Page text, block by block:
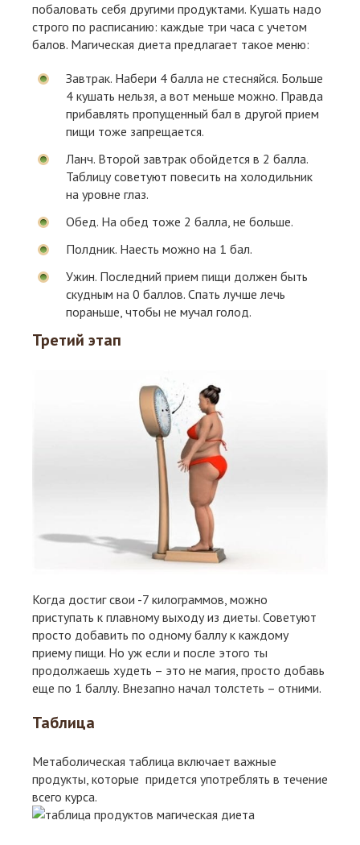
побаловать себя другими продуктами. Кушать надо
строго по расписанию: каждые три часа с учетом
балов. Магическая диета предлагает такое меню:
Завтрак. Набери 4 балла не стесняйся. Больше
4 кушать нельзя, а вот меньше можно. Правда
прибавлять пропущенный бал в другой прием
пищи тоже запрещается.
Ланч. Второй завтрак обойдется в 2 балла.
Таблицу советуют повесить на холодильник
на уровне глаз.
Обед. На обед тоже 2 балла, не больше.
Полдник. Наесть можно на 1 бал.
Ужин. Последний прием пищи должен быть
скудным на 0 баллов. Спать лучше лечь
пораньше, чтобы не мучал голод.
Третий этап
Когда достиг свои -7 килограммов, можно
приступать к плавному выходу из диеты. Советуют
просто добавить по одному баллу к каждому
приему пищи. Но уж если и после этого ты
продолжаешь худеть – это не магия, просто добавь
еще по 1 баллу. Внезапно начал толстеть – отними.
Таблица
Метаболическая таблица включает важные
продукты, которые придется употреблять в течение
всего курса.